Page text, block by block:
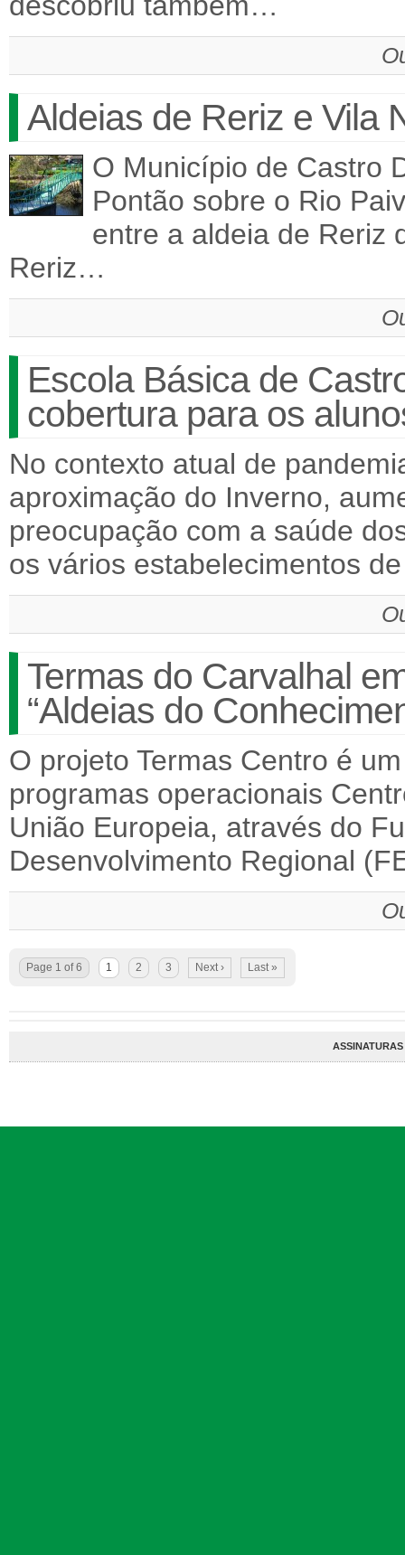
Aldeias de Reriz e Vila
O Município de Castro
Pontão sobre o Rio
entre a aldeia de Reriz
Reriz…
Escola Básica de
cobertura para os
No contexto atual de
aproximação do Inverno,
preocupação com a saúde
os vários estabelecimentos
Termas do Carvalhal
“Aldeias do
O projeto Termas Centro é
programas operacionais
União Europeia, através do
Desenvolvimento Regional
Page 1 of 6 1 2 3 Next › Last »
ASSINATURAS